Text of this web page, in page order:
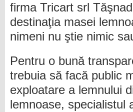
firma Tricart srl
destinaţia masei
nimeni nu ştie nimic
Pentru o bună
trebuia să facă public
exploatare a lemnului
lemnoase, specialistul